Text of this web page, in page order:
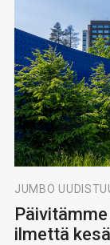
JUMBO
ilmettä